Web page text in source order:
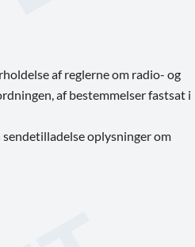
af reglerne om radio- og
af bestemmelser fastsat i
oplysninger om